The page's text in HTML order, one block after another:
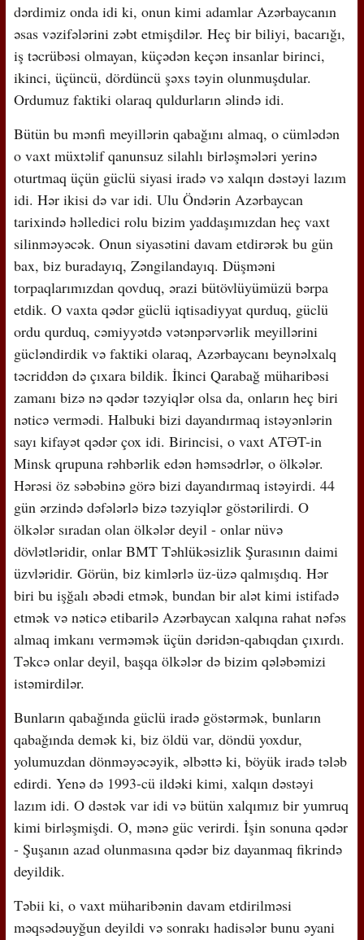
dərdimiz onda idi ki, onun kimi adamlar Azərbaycanın
əsas vəzifələrini zəbt etmişdilər. Heç bir biliyi, bacarığı,
iş təcrübəsi olmayan, küçədən keçən insanlar birinci,
ikinci, üçüncü, dördüncü şəxs təyin olunmuşdular.
Ordumuz faktiki olaraq quldurların əlində idi.
Bütün bu mənfi meyillərin qabağını almaq, o cümlədən
o vaxt müxtəlif qanunsuz silahlı birləşmələri yerinə
oturtmaq üçün güclü siyasi iradə və xalqın dəstəyi lazım
idi. Hər ikisi də var idi. Ulu Öndərin Azərbaycan
tarixində həlledici rolu bizim yaddaşımızdan heç vaxt
silinməyəcək. Onun siyasətini davam etdirərək bu gün
bax, biz buradayıq, Zəngilandayıq. Düşməni
torpaqlarımızdan qovduq, ərazi bütövlüyümüzü bərpa
etdik. O vaxta qədər güclü iqtisadiyyat qurduq, güclü
ordu qurduq, cəmiyyətdə vətənpərvərlik meyillərini
gücləndirdik və faktiki olaraq, Azərbaycanı beynəlxalq
təcriddən də çıxara bildik. İkinci Qarabağ müharibəsi
zamanı bizə nə qədər təzyiqlər olsa da, onların heç biri
nəticə vermədi. Halbuki bizi dayandırmaq istəyənlərin
sayı kifayət qədər çox idi. Birincisi, o vaxt ATƏT-in
Minsk qrupuna rəhbərlik edən həmsədrlər, o ölkələr.
Hərəsi öz səbəbinə görə bizi dayandırmaq istəyirdi. 44
gün ərzində dəfələrlə bizə təzyiqlər göstərilirdi. O
ölkələr sıradan olan ölkələr deyil - onlar nüvə
dövlətləridir, onlar BMT Təhlükəsizlik Şurasının daimi
üzvləridir. Görün, biz kimlərlə üz-üzə qalmışdıq. Hər
biri bu işğalı əbədi etmək, bundan bir alət kimi istifadə
etmək və nəticə etibarilə Azərbaycan xalqına rahat nəfəs
almaq imkanı verməmək üçün dəridən-qabıqdan çıxırdı.
Təkcə onlar deyil, başqa ölkələr də bizim qələbəmizi
istəmirdilər.
Bunların qabağında güclü iradə göstərmək, bunların
qabağında demək ki, biz öldü var, döndü yoxdur,
yolumuzdan dönməyəcəyik, əlbəttə ki, böyük iradə tələb
edirdi. Yenə də 1993-cü ildəki kimi, xalqın dəstəyi
lazım idi. O dəstək var idi və bütün xalqımız bir yumruq
kimi birləşmişdi. O, mənə güc verirdi. İşin sonuna qədər
- Şuşanın azad olunmasına qədər biz dayanmaq fikrində
deyildik.
Təbii ki, o vaxt müharibənin davam etdirilməsi
məqsədəuyğun deyildi və sonrakı hadisələr bunu əyani